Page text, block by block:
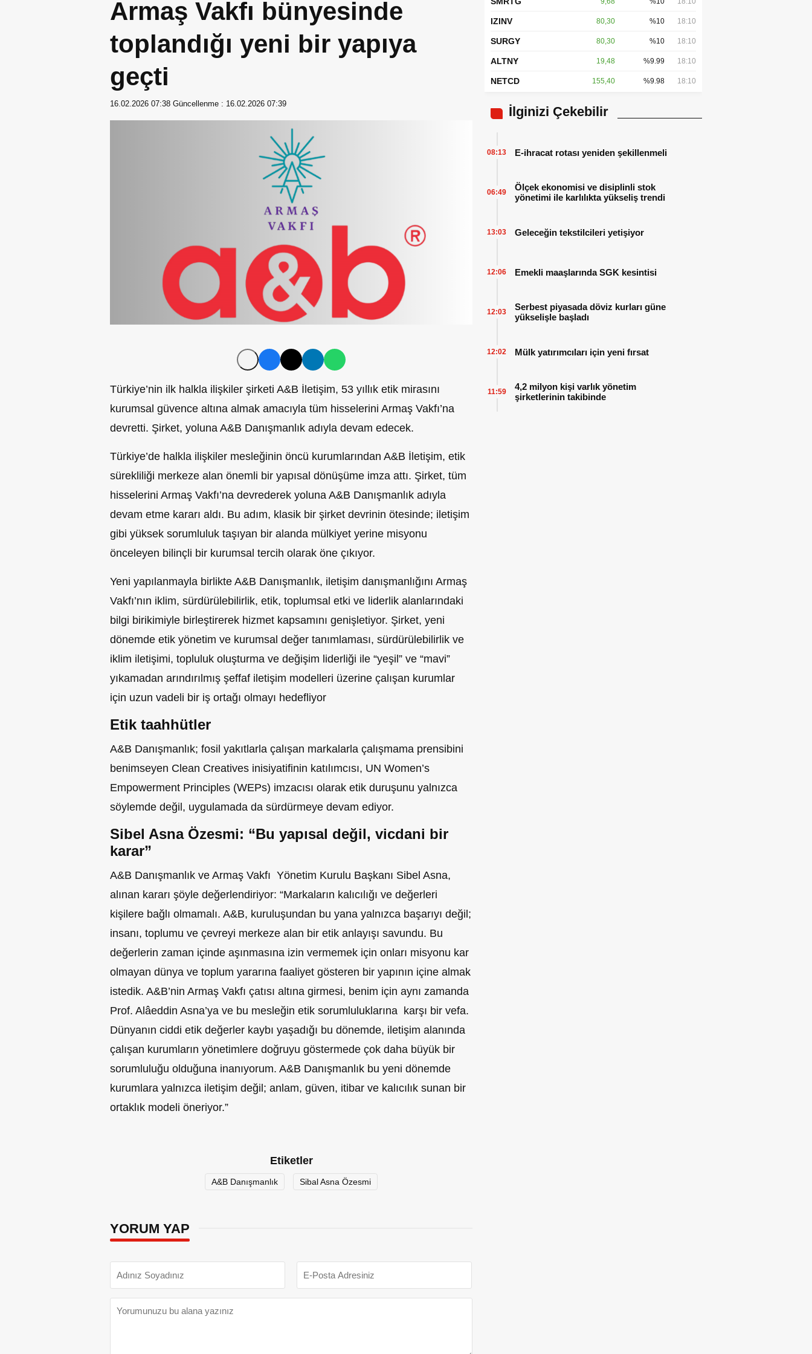
Armaş Vakfı bünyesinde
toplandığı yeni bir yapıya
geçti
16.02.2026 07:38 Güncellenme : 16.02.2026 07:39
Türkiye’nin ilk halkla ilişkiler şirketi A&B İletişim, 53 yıllık etik mirasını
kurumsal güvence altına almak amacıyla tüm hisselerini Armaş Vakfı’na
devretti. Şirket, yoluna A&B Danışmanlık adıyla devam edecek.
Türkiye’de halkla ilişkiler mesleğinin öncü kurumlarından A&B İletişim, etik
sürekliliği merkeze alan önemli bir yapısal dönüşüme imza attı. Şirket, tüm
hisselerini Armaş Vakfı’na devrederek yoluna A&B Danışmanlık adıyla
devam etme kararı aldı. Bu adım, klasik bir şirket devrinin ötesinde; iletişim
gibi yüksek sorumluluk taşıyan bir alanda mülkiyet yerine misyonu
önceleyen bilinçli bir kurumsal tercih olarak öne çıkıyor.
Yeni yapılanmayla birlikte A&B Danışmanlık, iletişim danışmanlığını Armaş
Vakfı’nın iklim, sürdürülebilirlik, etik, toplumsal etki ve liderlik alanlarındaki
bilgi birikimiyle birleştirerek hizmet kapsamını genişletiyor. Şirket, yeni
dönemde etik yönetim ve kurumsal değer tanımlaması, sürdürülebilirlik ve
iklim iletişimi, topluluk oluşturma ve değişim liderliği ile “yeşil” ve “mavi”
yıkamadan arındırılmış şeffaf iletişim modelleri üzerine çalışan kurumlar
için uzun vadeli bir iş ortağı olmayı hedefliyor
Etik taahhütler
A&B Danışmanlık; fosil yakıtlarla çalışan markalarla çalışmama prensibini
benimseyen Clean Creatives inisiyatifinin katılımcısı, UN Women’s
Empowerment Principles (WEPs) imzacısı olarak etik duruşunu yalnızca
söylemde değil, uygulamada da sürdürmeye devam ediyor.
Sibel Asna Özesmi: “Bu yapısal değil, vicdani bir
karar”
A&B Danışmanlık ve Armaş Vakfı Yönetim Kurulu Başkanı Sibel Asna,
alınan kararı şöyle değerlendiriyor: “Markaların kalıcılığı ve değerleri
kişilere bağlı olmamalı. A&B, kuruluşundan bu yana yalnızca başarıyı değil;
insanı, toplumu ve çevreyi merkeze alan bir etik anlayışı savundu. Bu
değerlerin zaman içinde aşınmasına izin vermemek için onları misyonu kar
olmayan dünya ve toplum yararına faaliyet gösteren bir yapının içine almak
istedik. A&B’nin Armaş Vakfı çatısı altına girmesi, benim için aynı zamanda
Prof. Alâeddin Asna’ya ve bu mesleğin etik sorumluluklarına karşı bir vefa.
Dünyanın ciddi etik değerler kaybı yaşadığı bu dönemde, iletişim alanında
çalışan kurumların yönetimlere doğruyu göstermede çok daha büyük bir
sorumluluğu olduğuna inanıyorum. A&B Danışmanlık bu yeni dönemde
kurumlara yalnızca iletişim değil; anlam, güven, itibar ve kalıcılık sunan bir
ortaklık modeli öneriyor.”
Etiketler
A&B Danışmanlık Sibal Asna Özesmi
YORUM YAP
IZINV 80,30 %10 18:10
SURGY 80,30 %10 18:10
ALTNY 19,48 %9.99 18:10
NETCD 155,40 %9.98 18:10
İlginizi Çekebilir
E-ihracat rotası yeniden şekillenmeli
08:13
Ölçek ekonomisi ve disiplinli stok
yönetimi ile karlılıkta yükseliş trendi
06:49
Geleceğin tekstilcileri yetişiyor
13:03
Emekli maaşlarında SGK kesintisi
12:06
Serbest piyasada döviz kurları güne
yükselişle başladı
12:03
Mülk yatırımcıları için yeni fırsat
12:02
4,2 milyon kişi varlık yönetim
şirketlerinin takibinde
11:59